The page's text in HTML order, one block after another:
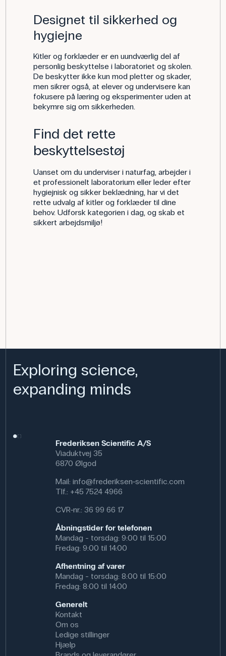
Designet til sikkerhed og
hygiejne
Kitler og forklæder er en uundværlig del af
personlig beskyttelse i laboratoriet og skolen.
De beskytter ikke kun mod pletter og skader,
men sikrer også, at elever og undervisere kan
fokusere på læring og eksperimenter uden at
bekymre sig om sikkerheden.
Find det rette
beskyttelsestøj
Uanset om du underviser i naturfag, arbejder i
et professionelt laboratorium eller leder efter
hygiejnisk og sikker beklædning, har vi det
rette udvalg af kitler og forklæder til dine
behov. Udforsk kategorien i dag, og skab et
sikkert arbejdsmiljø!
Exploring science,
expanding minds
Frederiksen Scientific A/S
Viaduktvej 35
6870 Ølgod
Mail: info@frederiksen-scientific.com
Tlf.: +45 7524 4966
CVR-nr.: 36 99 66 17
Åbningstider for telefonen
Mandag - torsdag: 9:00 til 15:00
Fredag: 9:00 til 14:00
Afhentning af varer
Mandag - torsdag: 8:00 til 15:00
Fredag: 8:00 til 14:00
Generelt
Kontakt
Om os
Ledige stillinger
Hjælp